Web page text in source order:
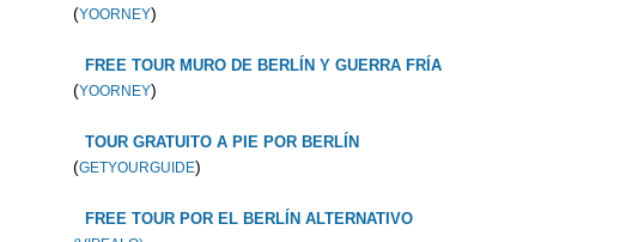
(YOORNEY)
FREE TOUR MURO DE BERLÍN Y GUERRA FRÍA
(YOORNEY)
TOUR GRATUITO A PIE POR BERLÍN
(GETYOURGUIDE)
FREE TOUR POR EL BERLÍN ALTERNATIVO